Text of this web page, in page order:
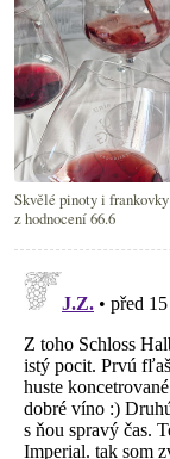
Skvělé pinoty i frankovky
z hodnocení 66.6